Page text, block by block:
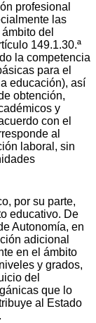
profesional
las
del
149.1.30.ª
la competencia
para el
educación), así
obtención,
y
con el
al
laboral, sin
por su parte,
educativo. De
Autonomía, en
adicional
en el ámbito
y grados,
del
que lo
al Estado